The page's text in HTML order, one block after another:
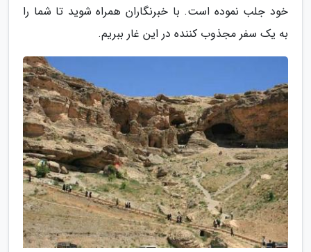
خود جلب نموده است. با خبرنگاران همراه شوید تا شما را
به یک سفر مجذوب کننده در این غار ببریم.